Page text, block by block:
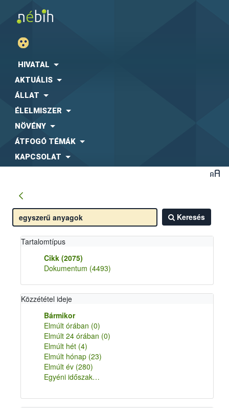
HIVATAL
AKTUÁLIS
ÁLLAT
ÉLELMISZER
NÖVÉNY
ÁTFOGÓ TÉMÁK
KAPCSOLAT
Keresés
Tartalomtípus
Cikk (2075)
Dokumentum (4493)
Közzététel ideje
Bármikor
Elmúlt órában (0)
Elmúlt 24 órában (0)
Elmúlt hét (4)
Elmúlt hónap (23)
Elmúlt év (280)
Egyéni időszak…